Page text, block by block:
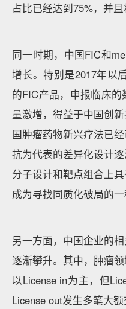
占比已经达到75%，并
同一时期，中国FIC和
增长。特别是2017年以
的FIC产品，申报临床
量激增，得益于中国创
国肿瘤药物新兴疗法已
抗为代表的差异化设计
分子设计和靶点组合上
成为寻找同质化破局的一
另一方面，中国企业的
逐渐攀升。其中，肿瘤
以License in为主，但
License out发生多笔大